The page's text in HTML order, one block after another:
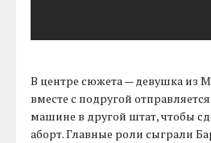
В центре сюжета — девушка из
вместе с подругой
машине в другой штат, чтобы
аборт. Главные роли сыграли